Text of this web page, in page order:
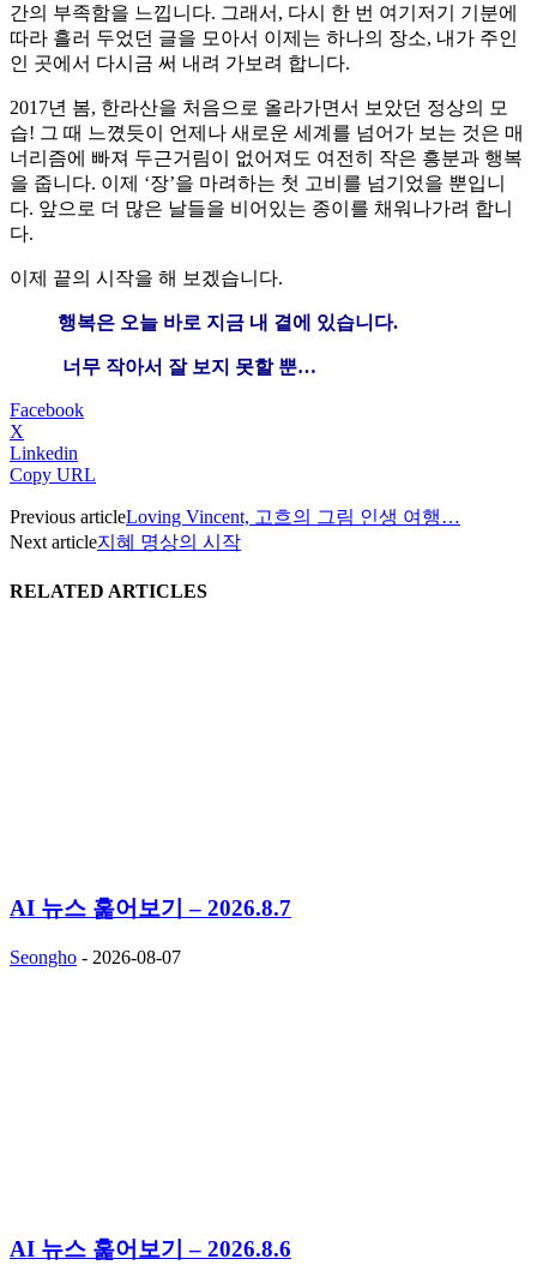
간의 부족함을 느낍니다. 그래서, 다시 한 번 여기저기 기분에
따라 흘러 두었던 글을 모아서 이제는 하나의 장소, 내가 주인
인 곳에서 다시금 써 내려 가보려 합니다.
2017년 봄, 한라산을 처음으로 올라가면서 보았던 정상의 모
습! 그 때 느꼈듯이 언제나 새로운 세계를 넘어가 보는 것은 매
너리즘에 빠져 두근거림이 없어져도 여전히 작은 흥분과 행복
을 줍니다. 이제 ‘장’을 마려하는 첫 고비를 넘기었을 뿐입니
다. 앞으로 더 많은 날들을 비어있는 종이를 채워나가려 합니
다.
이제 끝의 시작을 해 보겠습니다.
행복은 오늘 바로 지금 내 곁에 있습니다.
너무 작아서 잘 보지 못할 뿐…
Facebook
X
Linkedin
Copy URL
Previous articleLoving Vincent, 고흐의 그림 인생 여행…
Next article지혜 명상의 시작
RELATED ARTICLES
AI 뉴스 훑어보기 – 2026.8.7
Seongho - 2026-08-07
AI 뉴스 훑어보기 – 2026.8.6